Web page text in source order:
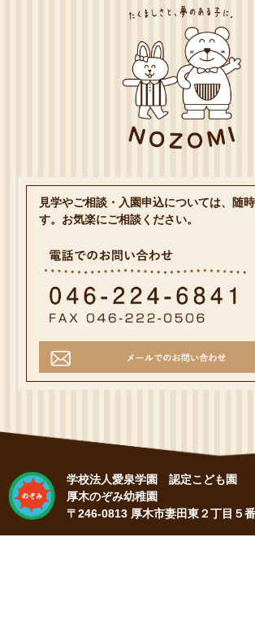
見学やご相談・入園申込については、随
す。お気楽にご相談ください。
学校法人愛泉学園 認定こども園
厚木のぞみ幼稚園
〒246-0813 厚木市妻田東２丁目５